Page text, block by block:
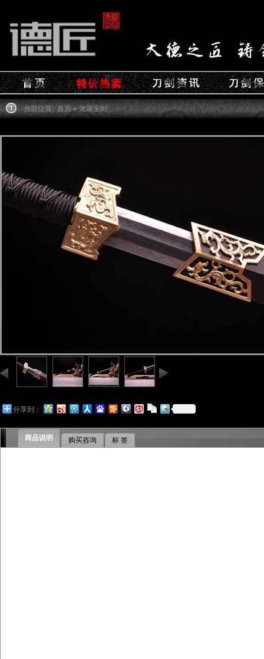
当前位置: 首页» 龙泉宝剑
分享到：
商品说明 购买咨询 标 签